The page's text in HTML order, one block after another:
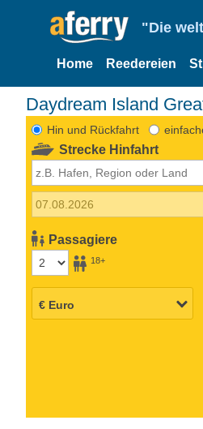
"Die
Home Reedereien
Daydream Island
Hin und Rückfahrt
Strecke Hinfahrt
Passagiere
18+